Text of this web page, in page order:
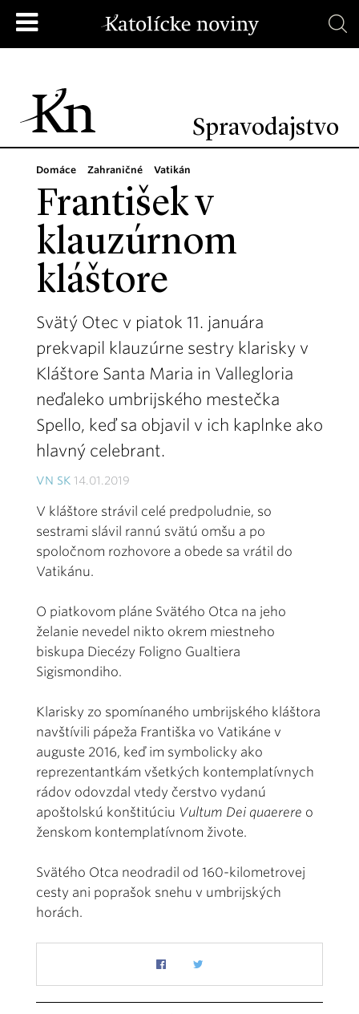
Spravodajstvo
Domáce Zahraničné Vatikán
František v
klauzúrnom
kláštore
Svätý Otec v piatok 11. januára
prekvapil klauzúrne sestry klarisky v
Kláštore Santa Maria in Vallegloria
neďaleko umbrijského mestečka
Spello, keď sa objavil v ich kaplnke ako
hlavný celebrant.
VN SK 14.01.2019
V kláštore strávil celé predpoludnie, so
sestrami slávil rannú svätú omšu a po
spoločnom rozhovore a obede sa vrátil do
Vatikánu.
O piatkovom pláne Svätého Otca na jeho
želanie nevedel nikto okrem miestneho
biskupa Diecézy Foligno Gualtiera
Sigismondiho.
Klarisky zo spomínaného umbrijského kláštora
navštívili pápeža Františka vo Vatikáne v
auguste 2016, keď im symbolicky ako
reprezentantkám všetkých kontemplatívnych
rádov odovzdal vtedy čerstvo vydanú
apoštolskú konštitúciu Vultum Dei quaerere o
ženskom kontemplatívnom živote.
Svätého Otca neodradil od 160-kilometrovej
cesty ani poprašok snehu v umbrijských
horách.